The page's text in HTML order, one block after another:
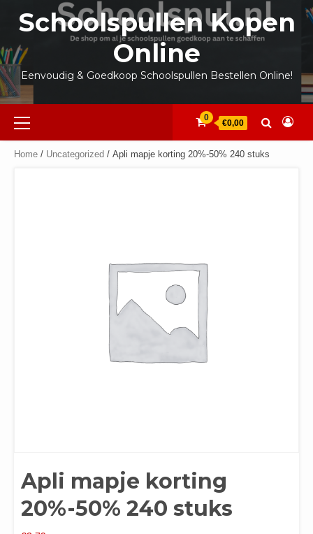
inhoud
Schoolspullen Kopen
Online
Eenvoudig & Goedkoop Schoolspullen Bestellen Online!
Primair
menu
0
€0,00
Home / Uncategorized / Apli mapje korting 20%-50% 240 stuks
Apli mapje korting
20%-50% 240 stuks